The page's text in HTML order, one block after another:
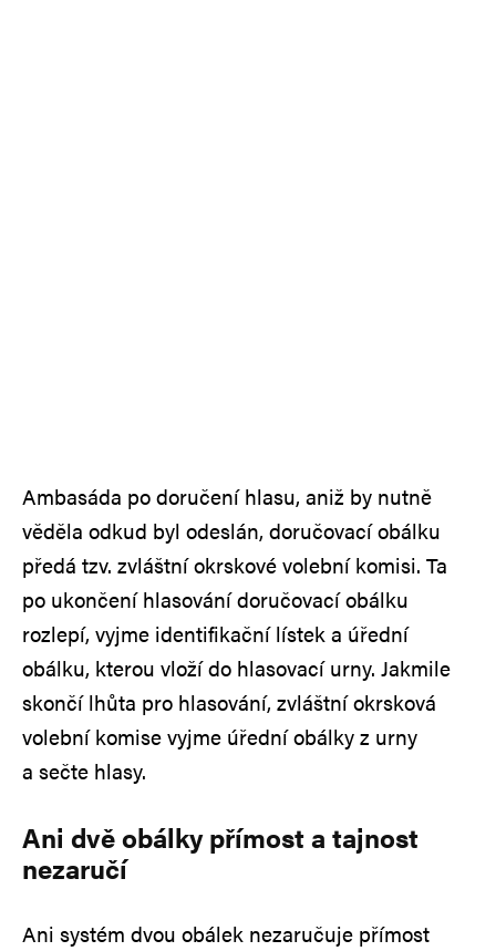
Ambasáda po doručení hlasu, aniž by nutně
věděla odkud byl odeslán, doručovací obálku
předá tzv. zvláštní okrskové volební komisi. Ta
po ukončení hlasování doručovací obálku
rozlepí, vyjme identifikační lístek a úřední
obálku, kterou vloží do hlasovací urny. Jakmile
skončí lhůta pro hlasování, zvláštní okrsková
volební komise vyjme úřední obálky z urny
a sečte hlasy.
Ani dvě obálky přímost a tajnost
nezaručí
Ani systém dvou obálek nezaručuje přímost